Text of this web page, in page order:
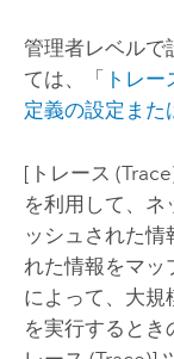
管理者レベルで
ては、「 トレ
定義の設定また
[トレース
を利用して、ネ
ッシュされた情
れた情報をマッ
によって、大規
を実行するとき